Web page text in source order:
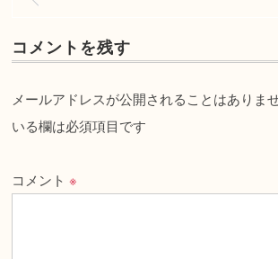
コメントを残す
メールアドレスが公開されることはありませ
いる欄は必須項目です
コメント※